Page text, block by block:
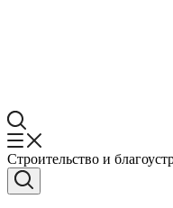
Строительство и